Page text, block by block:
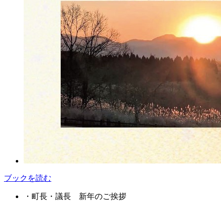
ブックを読む
・町長・議長 新年のご挨拶